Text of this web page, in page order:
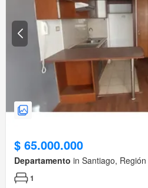
$ 65.000.000
Departamento in Santiago,
1